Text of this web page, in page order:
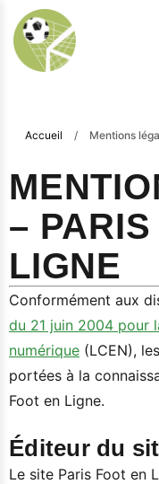
Accueil / Mentions
–
LIGNE
Conformément aux
du 21 juin 2004 pour
numérique (LCEN),
portées à la
Foot en Ligne.
Éditeur du
Le site Paris Foot en